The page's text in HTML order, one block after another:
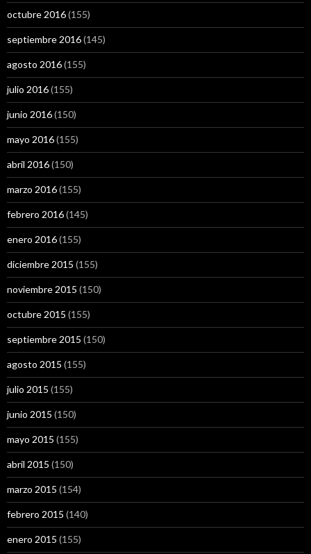
octubre 2016(155)
septiembre 2016(145)
agosto 2016(155)
julio 2016(155)
junio 2016(150)
mayo 2016(155)
abril 2016(150)
marzo 2016(155)
febrero 2016(145)
enero 2016(155)
diciembre 2015 (155)
noviembre 2015 (150)
octubre 2015 (155)
septiembre 2015 (150)
agosto 2015 (155)
julio 2015 (155)
junio 2015 (150)
mayo 2015 (155)
abril 2015 (150)
marzo 2015 (154)
febrero 2015 (140)
enero 2015 (155)